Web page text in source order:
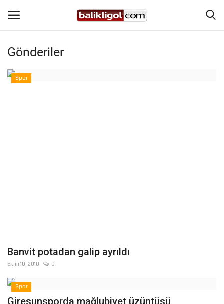
Giriş Yap
Tekno Bilim
Ekonomi
Gönderiler
Spor
Banvit potadan galip ayrıldı
Ekim 10, 2010 0
Spor
Giresunsporda mağlubiyet üzüntüsü